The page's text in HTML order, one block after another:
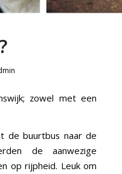
zowel met een
de buurtbus naar de
de aanwezige
op rijpheid. Leuk om